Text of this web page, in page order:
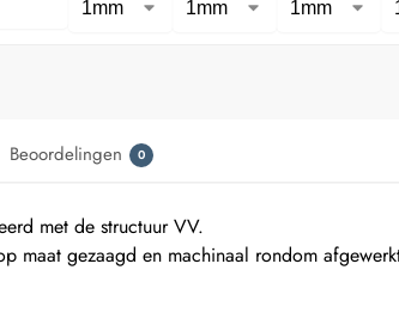
Beoordelingen 0
met de structuur VV.
maat gezaagd en machinaal rondom